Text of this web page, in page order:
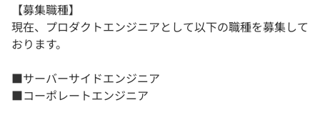
【募集職種】
現在、プロダクトエンジニアとして以下の職種を募集して
おります。
■サーバーサイドエンジニア
■コーポレートエンジニア